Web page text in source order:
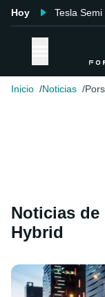
Hoy Tesla Semi
Inicio Noticias
Noticias de
Hybrid